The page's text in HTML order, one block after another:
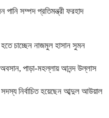
পানি সম্পদ প্রতিমন্ত্রী ফরহাদ
চাচ্ছেন নাজমুল হাসান সুমন
অবসান, পাড়া-মহল্লায় আনন্দ উল্লাস
নির্বাচিত হয়েছেন আব্দুল আউয়াল